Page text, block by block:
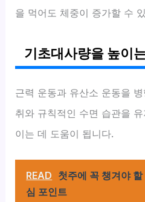
을 먹어도 체중이 증가할 수
기초대사량을 높이
근력 운동과 유산소 운동을
취와 규칙적인 수면 습관을
이는 데 도움이 됩니다.
READ 첫주에 꼭 챙겨야
심 포인트